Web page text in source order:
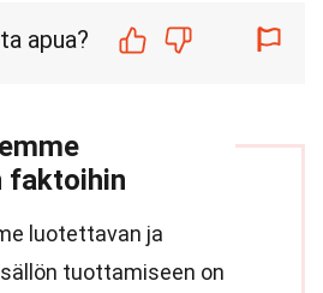
apua?
faktoihin
luotettavan ja
tuottamiseen on